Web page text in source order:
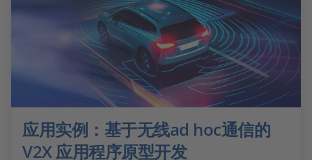
应用实例：基于无线ad hoc通信的
V2X 应用程序原型开发